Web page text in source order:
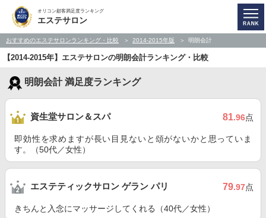
オリコン顧客満足度ランキング
エステサロン
おすすめのエステサロンランキング・比較 2014-2015年版 明朗会計
【2014-2015年】エステサロンの明朗会計ランキング・比較
明朗会計 満足度ランキング
資生堂サロン＆スパ 81.96点
即効性を求めますが長い目見ないと頌がないかと思っていま
す。（50代／女性）
エステティックサロン ゲラン パリ 79.97点
きちんと入念にマッサージしてくれる（40代／女性）